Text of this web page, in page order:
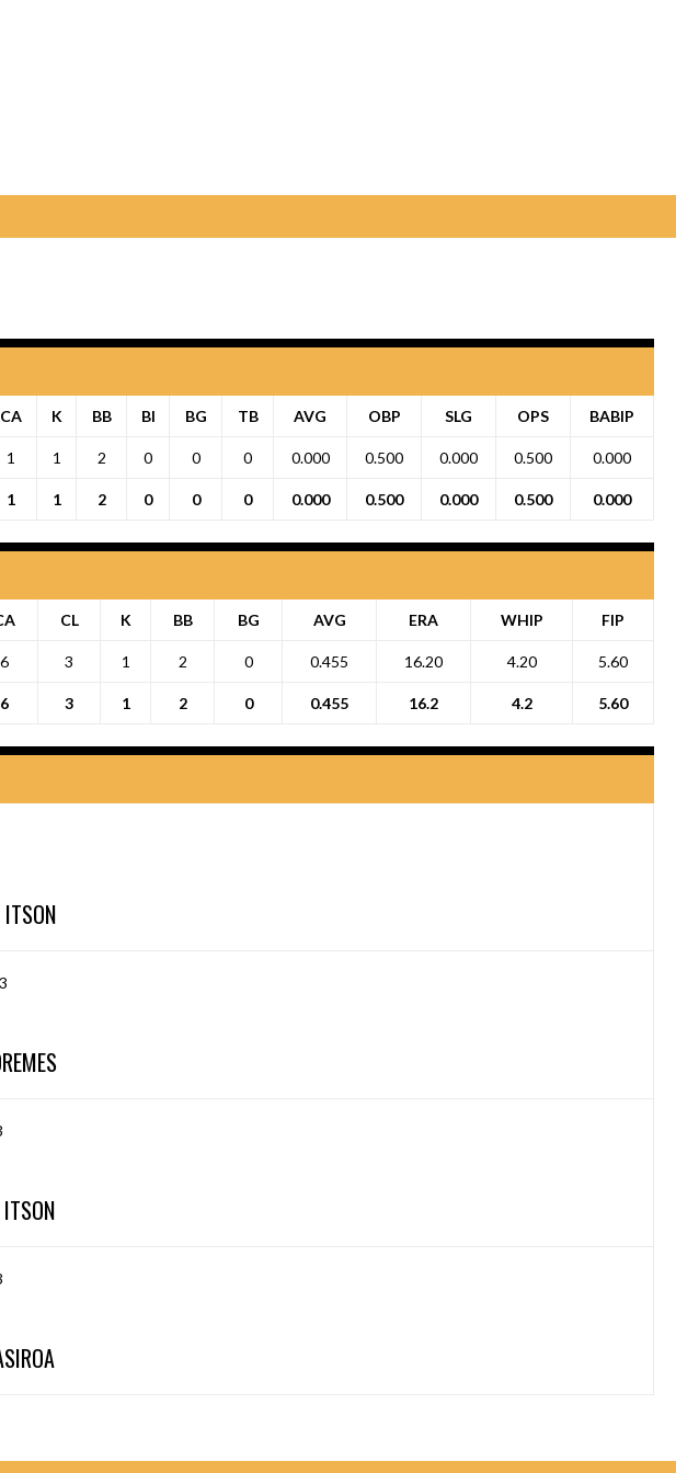
CA K BB BI BG TB AVG OBP SLG OPS BABIP
1 1 2 0 0 0 0.000 0.500 0.000 0.500 0.000
1 1 2 0 0 0 0.000 0.500 0.000 0.500 0.000
CL K BB BG AVG ERA WHIP FIP
6 3 1 2 0 0.455 16.20 4.20 5.60
6 3 1 2 0 0.455 16.2 4.2 5.60